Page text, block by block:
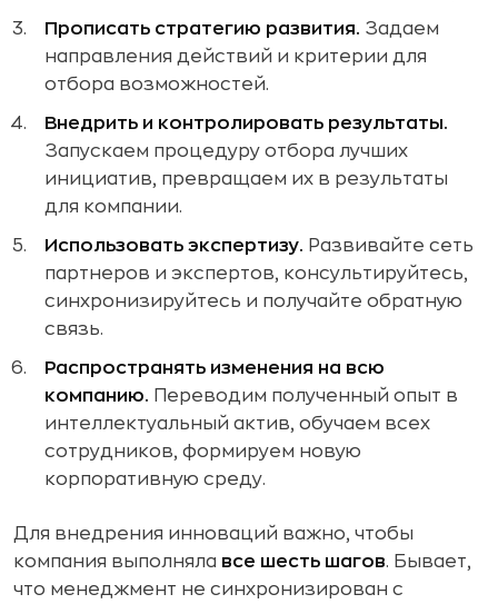
Прописать стратегию развития. Задаем
направления действий и критерии для
отбора возможностей.
Внедрить и контролировать результаты.
Запускаем процедуру отбора лучших
инициатив, превращаем их в результаты
для компании.
Использовать экспертизу. Развивайте сеть
партнеров и экспертов, консультируйтесь,
синхронизируйтесь и получайте обратную
связь.
Распространять изменения на всю
компанию. Переводим полученный опыт в
интеллектуальный актив, обучаем всех
сотрудников, формируем новую
корпоративную среду.
Для внедрения инноваций важно, чтобы
компания выполняла все шесть шагов. Бывает,
что менеджмент не синхронизирован с